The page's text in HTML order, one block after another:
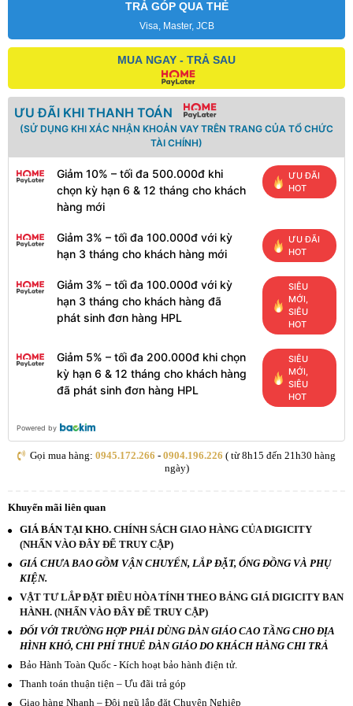
TRẢ GÓP QUA THẺ
Visa, Master, JCB
MUA NGAY - TRẢ SAU
ƯU ĐÃI KHI THANH TOÁN
(SỬ DỤNG KHI XÁC NHẬN KHOẢN VAY TRÊN TRANG CỦA TỔ CHỨC
TÀI CHÍNH)
Giảm 10% – tối đa 500.000đ khi
chọn kỳ hạn 6 & 12 tháng cho khách
hàng mới
ƯU ĐÃI
HOT
Giảm 3% – tối đa 100.000đ với kỳ
hạn 3 tháng cho khách hàng mới
ƯU ĐÃI
HOT
Giảm 3% – tối đa 100.000đ với kỳ
hạn 3 tháng cho khách hàng đã
phát sinh đơn hàng HPL
SIÊU
MỚI,
SIÊU
HOT
Giảm 5% – tối đa 200.000đ khi chọn
kỳ hạn 6 & 12 tháng cho khách hàng
đã phát sinh đơn hàng HPL
SIÊU
MỚI,
SIÊU
HOT
Powered by
Gọi mua hàng: 0945.172.266 - 0904.196.226 ( từ 8h15 đến 21h30 hàng
ngày)
Khuyến mãi liên quan
GIÁ BÁN TẠI KHO. CHÍNH SÁCH GIAO HÀNG CỦA DIGICITY
(NHẤN VÀO ĐÂY ĐỂ TRUY CẬP)
GIÁ CHƯA BAO GỒM VẬN CHUYỂN, LẮP ĐẶT, ỐNG ĐỒNG VÀ PHỤ
KIỆN.
VẬT TƯ LẮP ĐẶT ĐIỀU HÒA TÍNH THEO BẢNG GIÁ DIGICITY BAN
HÀNH. (NHẤN VÀO ĐÂY ĐỂ TRUY CẬP)
ĐỐI VỚI TRƯỜNG HỢP PHẢI DÙNG DÀN GIÁO CAO TẦNG CHO ĐỊA
HÌNH KHÓ, CHI PHÍ THUÊ DÀN GIÁO DO KHÁCH HÀNG CHI TRẢ
Bảo Hành Toàn Quốc - Kích hoạt bảo hành điện tử.
Thanh toán thuận tiện – Ưu đãi trả góp
Giao hàng Nhanh – Đội ngũ lắp đặt Chuyên Nghiệp